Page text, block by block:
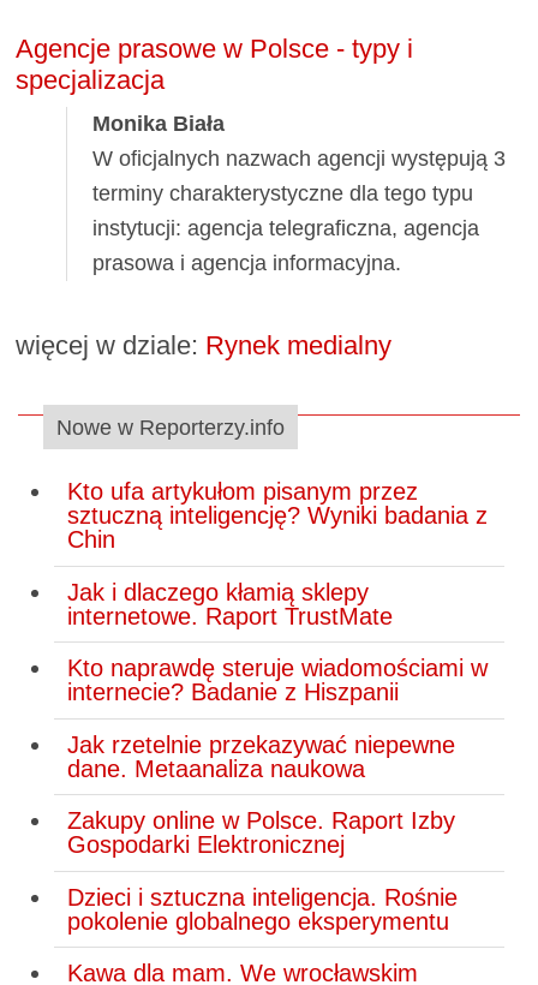
Agencje prasowe w Polsce - typy i
specjalizacja
Monika Biała
W oficjalnych nazwach agencji występują 3
terminy charakterystyczne dla tego typu
instytucji: agencja telegraficzna, agencja
prasowa i agencja informacyjna.
więcej w dziale: Rynek medialny
Nowe w Reporterzy.info
Kto ufa artykułom pisanym przez
sztuczną inteligencję? Wyniki badania z
Chin
Jak i dlaczego kłamią sklepy
internetowe. Raport TrustMate
Kto naprawdę steruje wiadomościami w
internecie? Badanie z Hiszpanii
Jak rzetelnie przekazywać niepewne
dane. Metaanaliza naukowa
Zakupy online w Polsce. Raport Izby
Gospodarki Elektronicznej
Dzieci i sztuczna inteligencja. Rośnie
pokolenie globalnego eksperymentu
Kawa dla mam. We wrocławskim